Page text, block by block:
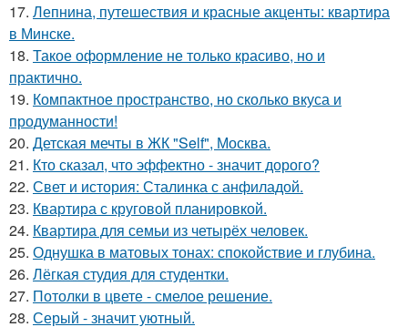
17. Лепнина, путешествия и красные акценты: квартира
в Минске.
18. Такое оформление не только красиво, но и
практично.
19. Компактное пространство, но сколько вкуса и
продуманности!
20. Детская мечты в ЖК "Self", Москва.
21. Кто сказал, что эффектно - значит дорого?
22. Свет и история: Сталинка с анфиладой.
23. Квартира с круговой планировкой.
24. Квартира для семьи из четырёх человек.
25. Однушка в матовых тонах: спокойствие и глубина.
26. Лёгкая студия для студентки.
27. Потолки в цвете - смелое решение.
28. Серый - значит уютный.